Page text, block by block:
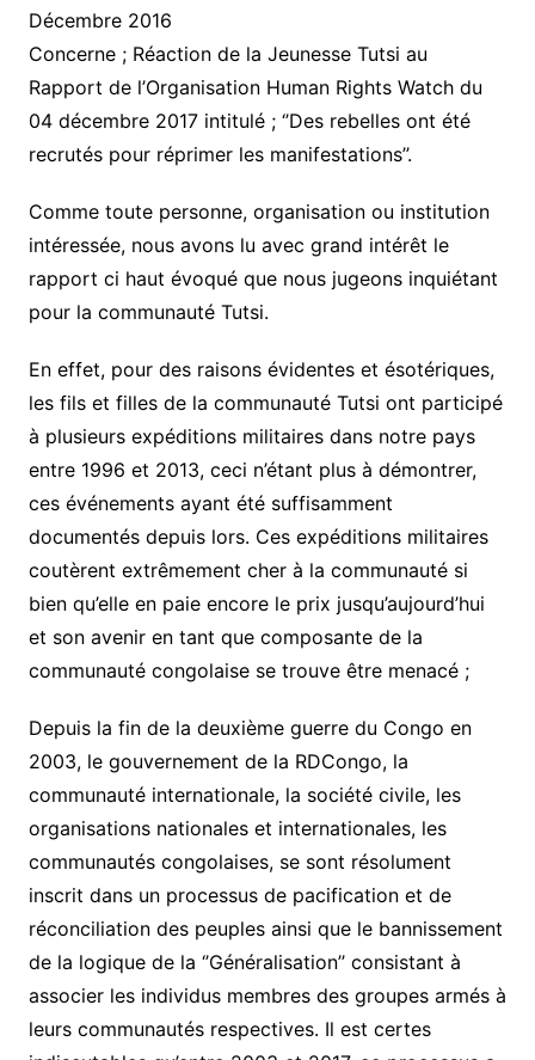
Décembre 2016
Concerne ; Réaction de la Jeunesse Tutsi au
Rapport de l’Organisation Human Rights Watch du
04 décembre 2017 intitulé ; ‘’Des rebelles ont été
recrutés pour réprimer les manifestations’’.
Comme toute personne, organisation ou institution
intéressée, nous avons lu avec grand intérêt le
rapport ci haut évoqué que nous jugeons inquiétant
pour la communauté Tutsi.
En effet, pour des raisons évidentes et ésotériques,
les fils et filles de la communauté Tutsi ont participé
à plusieurs expéditions militaires dans notre pays
entre 1996 et 2013, ceci n’étant plus à démontrer,
ces événements ayant été suffisamment
documentés depuis lors. Ces expéditions militaires
coutèrent extrêmement cher à la communauté si
bien qu’elle en paie encore le prix jusqu’aujourd’hui
et son avenir en tant que composante de la
communauté congolaise se trouve être menacé ;
Depuis la fin de la deuxième guerre du Congo en
2003, le gouvernement de la RDCongo, la
communauté internationale, la société civile, les
organisations nationales et internationales, les
communautés congolaises, se sont résolument
inscrit dans un processus de pacification et de
réconciliation des peuples ainsi que le bannissement
de la logique de la ‘’Généralisation’’ consistant à
associer les individus membres des groupes armés à
leurs communautés respectives. Il est certes